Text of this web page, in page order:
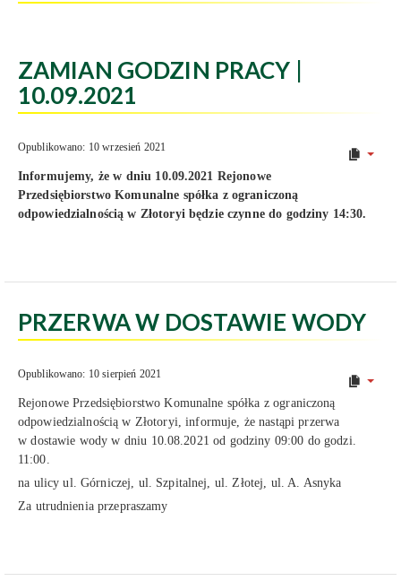
ZAMIAN GODZIN PRACY |
10.09.2021
Opublikowano: 10 wrzesień 2021
Informujemy, że w dniu 10.09.2021 Rejonowe
Przedsiębiorstwo Komunalne spółka z ograniczoną
odpowiedzialnością w Złotoryi będzie czynne do godziny 14:30.
PRZERWA W DOSTAWIE WODY
Opublikowano: 10 sierpień 2021
Rejonowe Przedsiębiorstwo Komunalne spółka z ograniczoną
odpowiedzialnością w Złotoryi, informuje, że nastąpi przerwa
w dostawie wody w dniu 10.08.2021 od godziny 09:00 do godzi.
11:00.
na ulicy ul. Górniczej, ul. Szpitalnej, ul. Złotej, ul. A. Asnyka
Za utrudnienia przepraszamy